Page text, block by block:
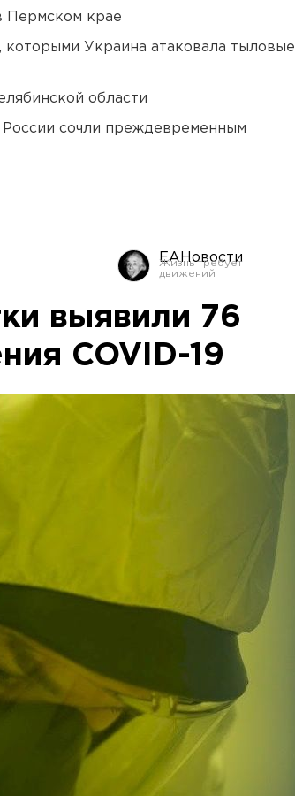
Пермском крае
Украина атаковала тыловые
области
сочли преждевременным
ЕАНовости
выявили 76
COVID-19